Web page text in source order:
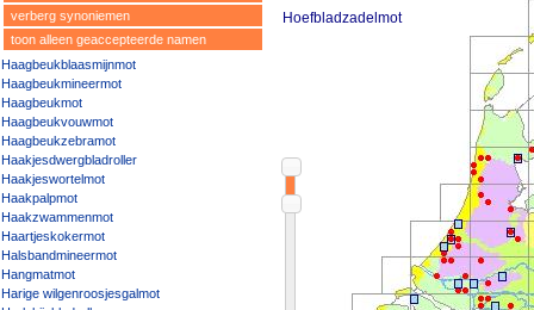
verberg synoniemen
toon alleen geaccepteerde namen
Haagbeukblaasmijnmot
Haagbeukmineermot
Haagbeukmot
Haagbeukvouwmot
Haagbeukzebramot
Haakjesdwergbladroller
Haakjeswortelmot
Haakpalpmot
Haakzwammenmot
Haartjeskokermot
Halsbandmineermot
Hangmatmot
Harige wilgenroosjesgalmot
Hoefbladzadelmot